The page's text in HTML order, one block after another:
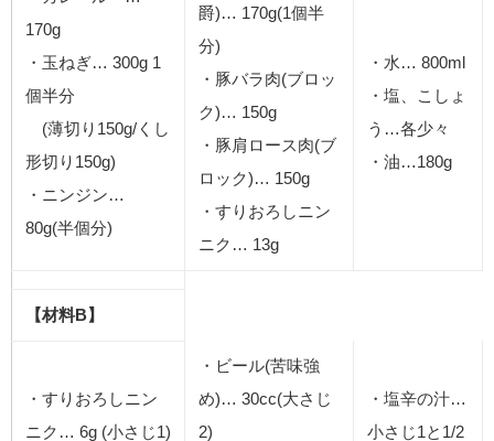
170g
・玉ねぎ… 300g 1
個半分
(薄切り150g/くし
形切り150g)
・ニンジン…
80g(半個分)
爵)… 170g(1個半
分)
・豚バラ肉(ブロッ
ク)… 150g
・豚肩ロース肉(ブ
ロック)… 150g
・すりおろしニン
ニク… 13g
・水… 800ml
・塩、こしょ
う…各少々
・油…180g
【材料B】
・すりおろしニン
ニク… 6g (小さじ1)
・ビール(苦味強
め)… 30cc(大さじ
2)
・塩辛の汁…
小さじ1と1/2